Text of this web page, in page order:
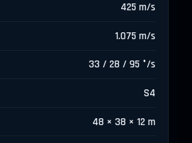
425 m/s
1.075 m/s
33 / 28 / 95 °/s
S4
48 × 38 × 12 m